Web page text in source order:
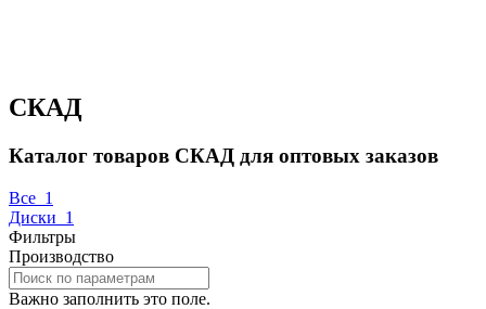
СКАД
Каталог товаров СКАД для оптовых заказов
Все 1
Диски 1
Фильтры
Производство
Важно заполнить это поле.